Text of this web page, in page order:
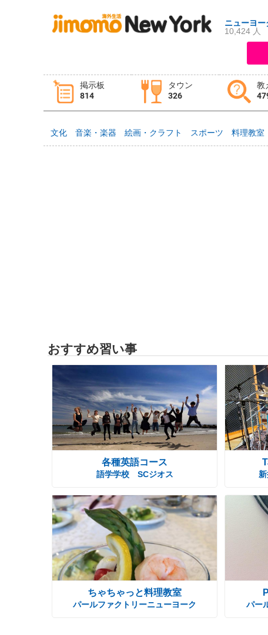
ニューヨー
10,424 人
掲示板
814
タウン
326
教
タウン情報
文化 音楽・楽器 絵画・クラフト スポーツ 料理教室
おすすめ習い事
各種英語コース
語学学校 SCジオス
ちゃちゃっと料理教室
パールファクトリーニューヨーク パー